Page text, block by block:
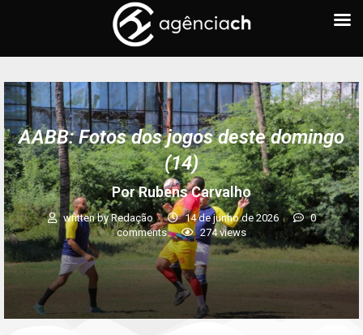
AABB: Fotos dos jogos deste domingo
(14)
Por Rubens Carvalho
written byRedação 14 de junho de 2026
0
comments
274views